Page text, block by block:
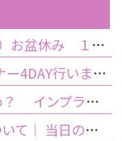
8月１１日（祝）ー１４日（金）お盆休み １５日土曜日から診療しております
2025インプラント歯周病セミナー4DAY行いました
電子タバコも禁煙しなきゃだめ？ インプラント手術前後の喫煙が及ぼす影響とは？
インプラント手術後の食事について｜ 当日の注意点・いつから普通の食事ができる？